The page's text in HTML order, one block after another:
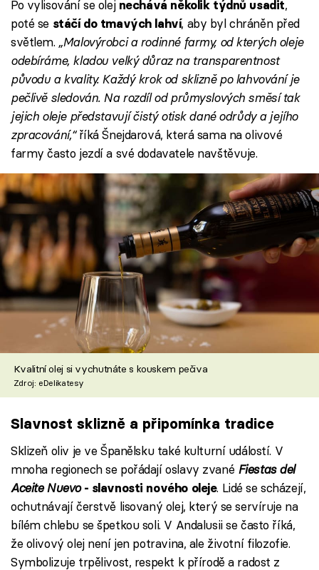
Po vylisování se olej nechává několik týdnů usadit,
poté se stáčí do tmavých lahví, aby byl chráněn před
světlem. „Malovýrobci a rodinné farmy, od kterých oleje
odebíráme, kladou velký důraz na transparentnost
původu a kvality. Každý krok od sklizně po lahvování je
pečlivě sledován. Na rozdíl od průmyslových směsí tak
jejich oleje představují čistý otisk dané odrůdy a jejího
zpracování,“říká Šnejdarová, která sama na olivové
farmy často jezdí a své dodavatele navštěvuje.
Kvalitní olej si vychutnáte s kouskem pečiva
Zdroj: eDelikatesy
Slavnost sklizně a připomínka tradice
Sklizeň oliv je ve Španělsku také kulturní událostí. V
mnoha regionech se pořádají oslavy zvané Fiestas del
Aceite Nuevo- slavnosti nového oleje. Lidé se scházejí,
ochutnávají čerstvě lisovaný olej, který se servíruje na
bílém chlebu se špetkou soli. V Andalusii se často říká,
že olivový olej není jen potravina, ale životní filozofie.
Symbolizuje trpělivost, respekt k přírodě a radost z